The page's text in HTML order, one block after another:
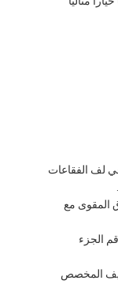
الألومنيوم
لف الفقاعات
المقوى مع
الجزء
المخصص